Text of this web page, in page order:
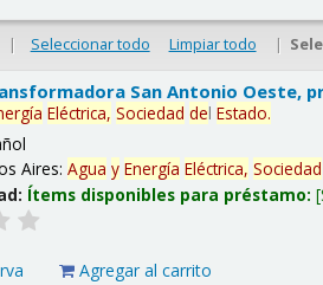
| Seleccionar todo Limpiar todo |
San Antonio Oeste,
Eléctrica, Sociedad delEstado.
Aires:Agua y Energía Eléctrica, Sociedad
Ítems disponibles para préstamo:
Agregar al carrito